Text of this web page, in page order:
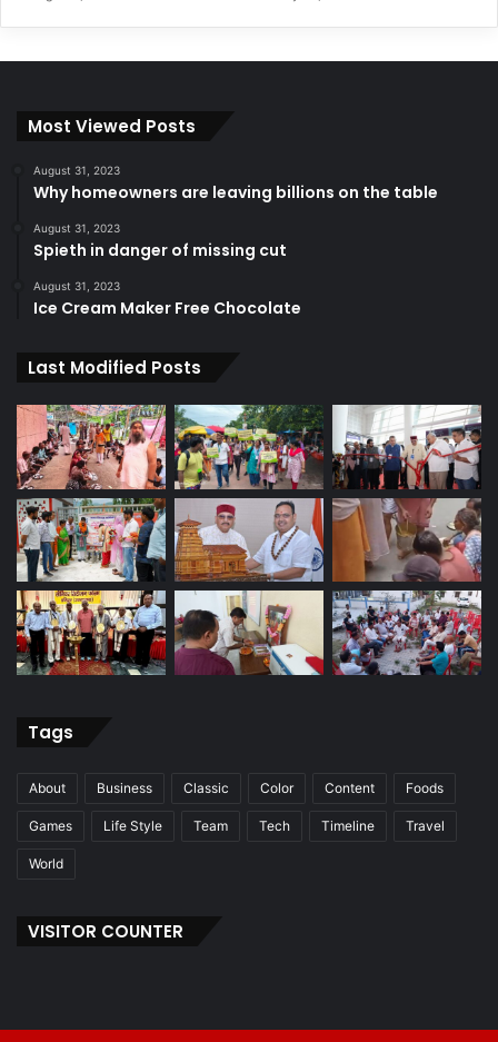
Most Viewed Posts
August 31, 2023
Why homeowners are leaving billions on the table
August 31, 2023
Spieth in danger of missing cut
August 31, 2023
Ice Cream Maker Free Chocolate
Last Modified Posts
Tags
About Business Classic Color Content Foods
Games Life Style Team Tech Timeline Travel
World
VISITOR COUNTER